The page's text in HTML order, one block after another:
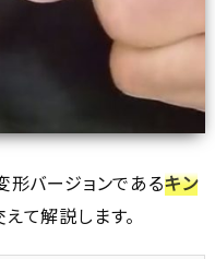
形バージョンであるキン
て解説します。